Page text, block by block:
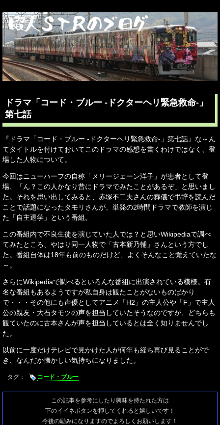
ドラマ「コード・ブルー -ドクターヘリ緊急救命-」
第七話
『ドラマ「コード・ブルー -ドクターヘリ緊急救命-」第七話』な～ん
てタイトルを付けておいてこのドラマの感想を書くわけではなく、登
場した人物について。
今回はニューハーフの自称「メリージェーン洋子」が患者として登
場、「ん？この人かなり昔にドラマでみたことがあるぞ」と思いまし
た。それを思い出してみると、赤塚不二夫さんの葬儀で弔辞を読んだ
ことで話題になったタモリさんが、単発の2時間ドラマで教師を演じ
た「自主退学」という番組。
この番組内で不良生徒を演じていた人では？と思いWikipediaで調べ
てみたところ、やはり同一人物で「古本新乃輔」さんという方でし
た。番組自体は18年も前のものだけど、よくそんなこと覚えていたな
～。
さらにWikipediaで調べるといろんな番組に出演されている模様。有
名な番組もあるようですが私自身は観たことがないものばかり
で・・・その他にも声優としてアニメ「H2」の主人公や「F」で主人
公の親友・大石タモツの声を担当していたそうなのですが、どちらも
観ていたのに古本さんが声を担当しているとは全く知りませんでし
た。
以前に一度だけテレビで見かけた人が何年も経ち再び見ることがで
き、なんだか懐かしい気持ちになりました。
タグ： コード・ブルー
この記事を参考にしたり興味を持たれた方は
下のイイネボタンを押してくれると嬉しいです！
今後の励みになりますのでよろしくお願いします！